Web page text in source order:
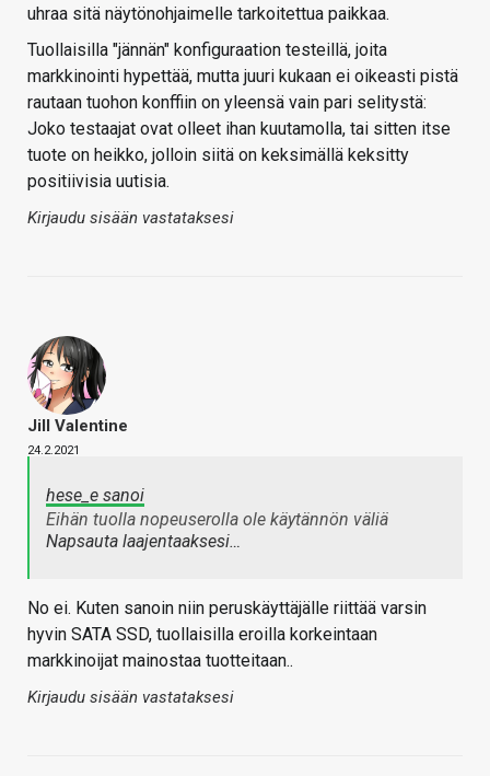
uhraa sitä näytönohjaimelle tarkoitettua paikkaa.
Tuollaisilla "jännän" konfiguraation testeillä, joita
markkinointi hypettää, mutta juuri kukaan ei oikeasti pistä
rautaan tuohon konffiin on yleensä vain pari selitystä:
Joko testaajat ovat olleet ihan kuutamolla, tai sitten itse
tuote on heikko, jolloin siitä on keksimällä keksitty
positiivisia uutisia.
Kirjaudu sisään vastataksesi
Jill Valentine
24.2.2021
hese_e sanoi
Eihän tuolla nopeuserolla ole käytännön väliä
Napsauta laajentaaksesi…
No ei. Kuten sanoin niin peruskäyttäjälle riittää varsin
hyvin SATA SSD, tuollaisilla eroilla korkeintaan
markkinoijat mainostaa tuotteitaan..
Kirjaudu sisään vastataksesi